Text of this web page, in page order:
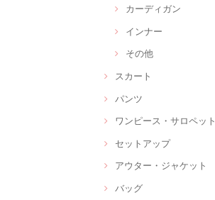
カーディガン
インナー
その他
スカート
パンツ
ワンピース・サロペット
セットアップ
アウター・ジャケット
バッグ